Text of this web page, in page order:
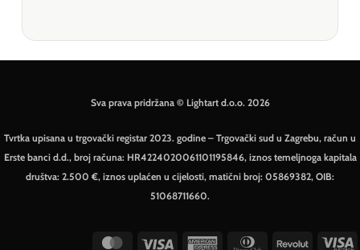
Sva prava pridržana © Lightart d.o.o. 2026
Tvrtka upisana u trgovački registar 2023. godine – Trgovački sud u Zagrebu, račun u
Erste banci d.d., broj računa: HR4224020061101195846, iznos temeljnoga kapitala
društva: 2.500 €, iznos uplaćen u cijelosti, matični broj: 05869382, OIB:
51068711660.
MasterCardVisa
American
Dinners Revolut